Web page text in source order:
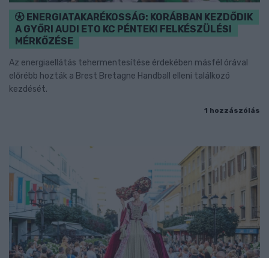
ENERGIATAKARÉKOSSÁG: KORÁBBAN KEZDŐDIK
A GYŐRI AUDI ETO KC PÉNTEKI FELKÉSZÜLÉSI
MÉRKŐZÉSE
Az energiaellátás tehermentesítése érdekében másfél órával
előrébb hozták a Brest Bretagne Handball elleni találkozó
kezdését.
1 hozzászólás